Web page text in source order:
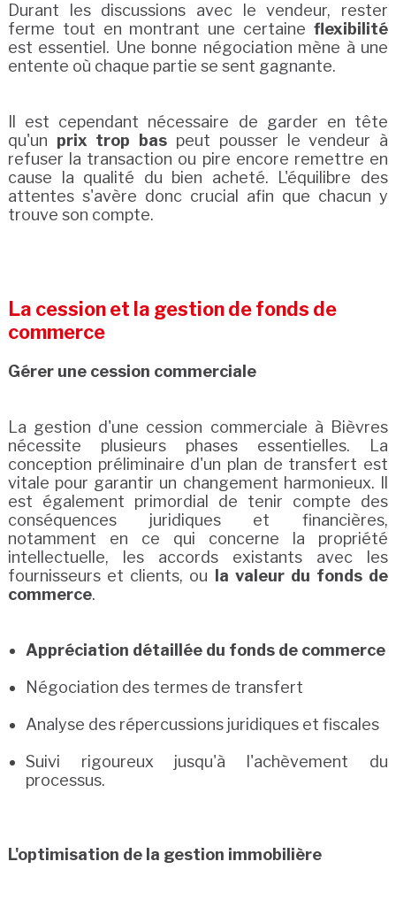
Durant les discussions avec le vendeur, rester
ferme tout en montrant une certaineflexibilité
est essentiel. Une bonne négociation mène à une
entente où chaque partie se sent gagnante.
Il est cependant nécessaire de garder en tête
qu'un prix trop bas peut pousser le vendeur à
refuser la transaction ou pire encore remettre en
cause la qualité du bien acheté. L'équilibre des
attentes s'avère donc crucial afin que chacun y
trouve son compte.
La cession et la gestion de fonds de
commerce
Gérer une cession commerciale
La gestion d'une cession commerciale à Bièvres
nécessite plusieurs phases essentielles. La
conception préliminaire d'un plan de transfert est
vitale pour garantir un changement harmonieux. Il
est également primordial de tenir compte des
conséquences juridiques et financières,
notamment en ce qui concerne la propriété
intellectuelle, les accords existants avec les
fournisseurs et clients, ou
la valeur du fonds de
commerce.
Appréciation détaillée du fonds de commerce
Négociation des termes de transfert
Analyse des répercussions juridiques et fiscales
Suivi rigoureux jusqu'à l'achèvement du
processus.
L'optimisation de la gestion immobilière